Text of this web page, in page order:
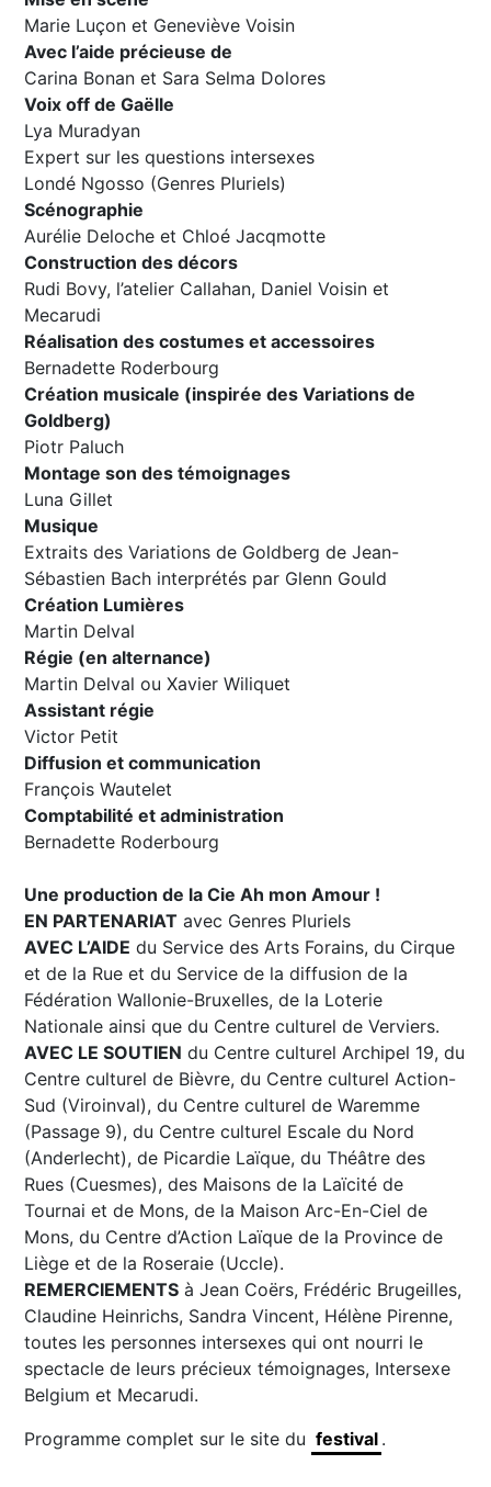
Marie Luçon et Geneviève Voisin
Avec l’aide précieuse de
Carina Bonan et Sara Selma Dolores
Voix off de Gaëlle
Lya Muradyan
Expert sur les questions intersexes
Londé Ngosso (Genres Pluriels)
Scénographie
Aurélie Deloche et Chloé Jacqmotte
Construction des décors
Rudi Bovy, l’atelier Callahan, Daniel Voisin et
Mecarudi
Réalisation des costumes et accessoires
Bernadette Roderbourg
Création musicale (inspirée des Variations de
Goldberg)
Piotr Paluch
Montage son des témoignages
Luna Gillet
Musique
Extraits des Variations de Goldberg de Jean-
Sébastien Bach interprétés par Glenn Gould
Création Lumières
Martin Delval
Régie (en alternance)
Martin Delval ou Xavier Wiliquet
Assistant régie
Victor Petit
Diffusion et communication
François Wautelet
Comptabilité et administration
Bernadette Roderbourg
Une production de la Cie Ah mon Amour !
EN PARTENARIAT avec Genres Pluriels
AVEC L’AIDE du Service des Arts Forains, du Cirque
et de la Rue et du Service de la diffusion de la
Fédération Wallonie-Bruxelles, de la Loterie
Nationale ainsi que du Centre culturel de Verviers.
AVEC LE SOUTIEN du Centre culturel Archipel 19, du
Centre culturel de Bièvre, du Centre culturel Action-
Sud (Viroinval), du Centre culturel de Waremme
(Passage 9), du Centre culturel Escale du Nord
(Anderlecht), de Picardie Laïque, du Théâtre des
Rues (Cuesmes), des Maisons de la Laïcité de
Tournai et de Mons, de la Maison Arc-En-Ciel de
Mons, du Centre d’Action Laïque de la Province de
Liège et de la Roseraie (Uccle).
REMERCIEMENTS à Jean Coërs, Frédéric Brugeilles,
Claudine Heinrichs, Sandra Vincent, Hélène Pirenne,
toutes les personnes intersexes qui ont nourri le
spectacle de leurs précieux témoignages, Intersexe
Belgium et Mecarudi.
Programme complet sur le site du festival .